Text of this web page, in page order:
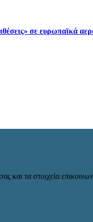
σε ευρωπαϊκά
και τα στοιχεία